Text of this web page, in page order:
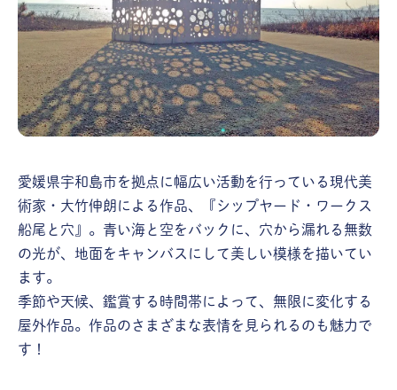
愛媛県宇和島市を拠点に幅広い活動を行っている現代美
術家・大竹伸朗による作品、『シップヤード・ワークス
船尾と穴』。青い海と空をバックに、穴から漏れる無数
の光が、地面をキャンバスにして美しい模様を描いてい
ます。
季節や天候、鑑賞する時間帯によって、無限に変化する
屋外作品。作品のさまざまな表情を見られるのも魅力で
す！